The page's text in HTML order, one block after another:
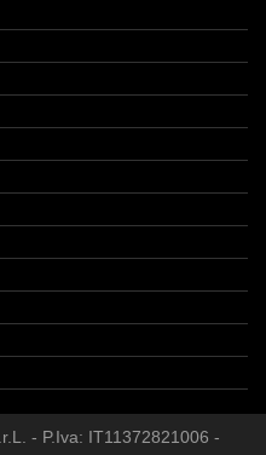
- P.Iva: IT11372821006 -